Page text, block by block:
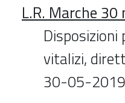
L.R. Marche
vitalizi,
30-05-